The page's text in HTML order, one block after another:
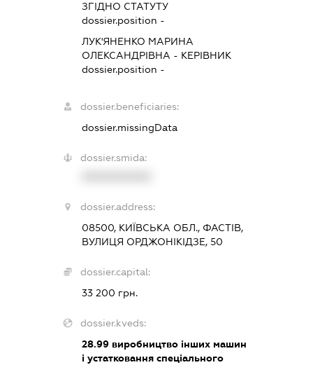
ЗГІДНО СТАТУТУ
dossier.position -
ЛУК'ЯНЕНКО МАРИНА
ОЛЕКСАНДРІВНА - КЕРІВНИК
dossier.position -
dossier.beneficiaries:
dossier.missingData
dossier.smida:
dossier.address:
08500, КИЇВСЬКА ОБЛ., ФАСТІВ,
ВУЛИЦЯ ОРДЖОНІКІДЗЕ, 50
dossier.capital:
33 200 грн.
dossier.kveds:
28.99 виробництво інших машин
і устатковання спеціального